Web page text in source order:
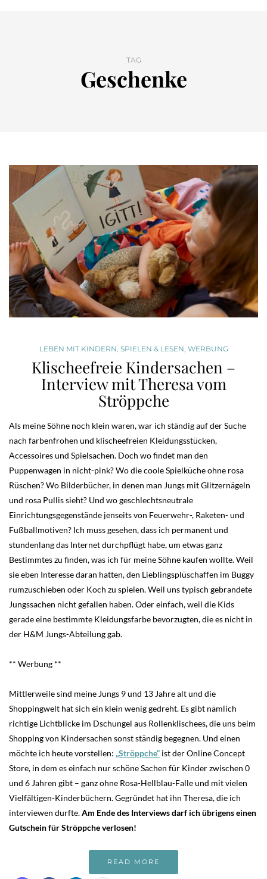
TAG
Geschenke
LEBEN MIT KINDERN, SPIELEN & LESEN, WERBUNG
Klischeefreie Kindersachen –
Interview mit Theresa vom
Ströppche
Als meine Söhne noch klein waren, war ich ständig auf der Suche
nach farbenfrohen und klischeefreien Kleidungsstücken,
Accessoires und Spielsachen. Doch wo findet man den
Puppenwagen in nicht-pink? Wo die coole Spielküche ohne rosa
Rüschen? Wo Bilderbücher, in denen man Jungs mit Glitzernägeln
und rosa Pullis sieht? Und wo geschlechtsneutrale
Einrichtungsgegenstände jenseits von Feuerwehr-, Raketen- und
Fußballmotiven? Ich muss gesehen, dass ich permanent und
stundenlang das Internet durchpflügt habe, um etwas ganz
Bestimmtes zu finden, was ich für meine Söhne kaufen wollte. Weil
sie eben Interesse daran hatten, den Lieblingsplüschaffen im Buggy
rumzuschieben oder Koch zu spielen. Weil uns typisch gebrandete
Jungssachen nicht gefallen haben. Oder einfach, weil die Kids
gerade eine bestimmte Kleidungsfarbe bevorzugten, die es nicht in
der H&M Jungs-Abteilung gab.
** Werbung **
Mittlerweile sind meine Jungs 9 und 13 Jahre alt und die
Shoppingwelt hat sich ein klein wenig gedreht. Es gibt nämlich
richtige Lichtblicke im Dschungel aus Rollenklischees, die uns beim
Shopping von Kindersachen sonst ständig begegnen. Und einen
möchte ich heute vorstellen: „Ströppche“ ist der Online Concept
Store, in dem es einfach nur schöne Sachen für Kinder zwischen 0
und 6 Jahren gibt – ganz ohne Rosa-Hellblau-Falle und mit vielen
Vielfältigen-Kinderbüchern. Gegründet hat ihn Theresa, die ich
interviewen durfte.Am Ende des Interviews darf ich übrigens einen
Gutschein für Ströppche verlosen!
READ MORE